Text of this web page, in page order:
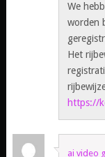
We
worden
Het
https://
ai video